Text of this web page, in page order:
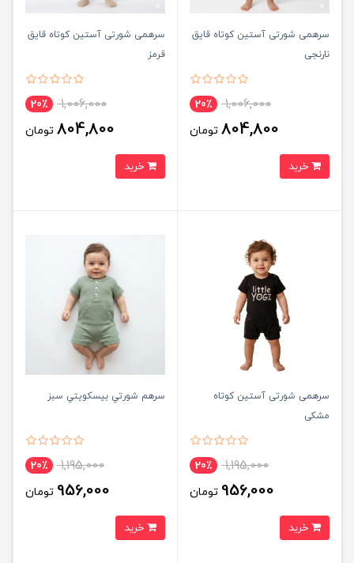
سرهمی شورتی آستین كوتاه قایق
نارنجی
1,006,000 20٪
804,800 تومان
سرهمی شورتی آستین كوتاه قایق
قرمز
1,006,000 20٪
804,800 تومان
سرهمی شورتی آستین كوتاه
مشکی
1,195,000 20٪
956,000 تومان
سرهم شورتي بيسكويتي سبز
1,195,000 20٪
956,000 تومان